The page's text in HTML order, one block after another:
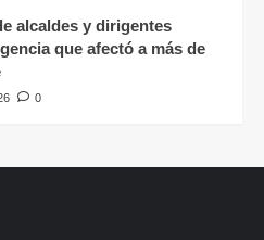
alcaldes y dirigentes
que afectó a más de
0